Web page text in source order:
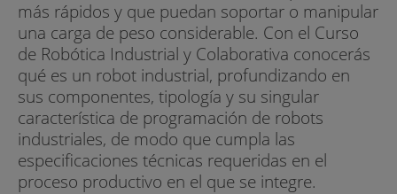
más rápidos y que puedan soportar o manipular
una carga de peso considerable. Con el Curso
de Robótica Industrial y Colaborativa conocerás
qué es un robot industrial, profundizando en
sus componentes, tipología y su singular
característica de programación de robots
industriales, de modo que cumpla las
especificaciones técnicas requeridas en el
proceso productivo en el que se integre.